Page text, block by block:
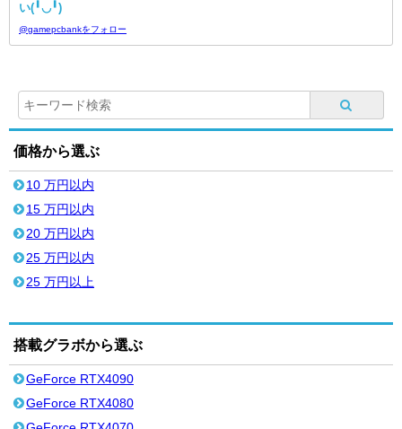
い(╹◡╹)
@gamepcbankをフォロー
価格から選ぶ
10 万円以内
15 万円以内
20 万円以内
25 万円以内
25 万円以上
搭載グラボから選ぶ
GeForce RTX4090
GeForce RTX4080